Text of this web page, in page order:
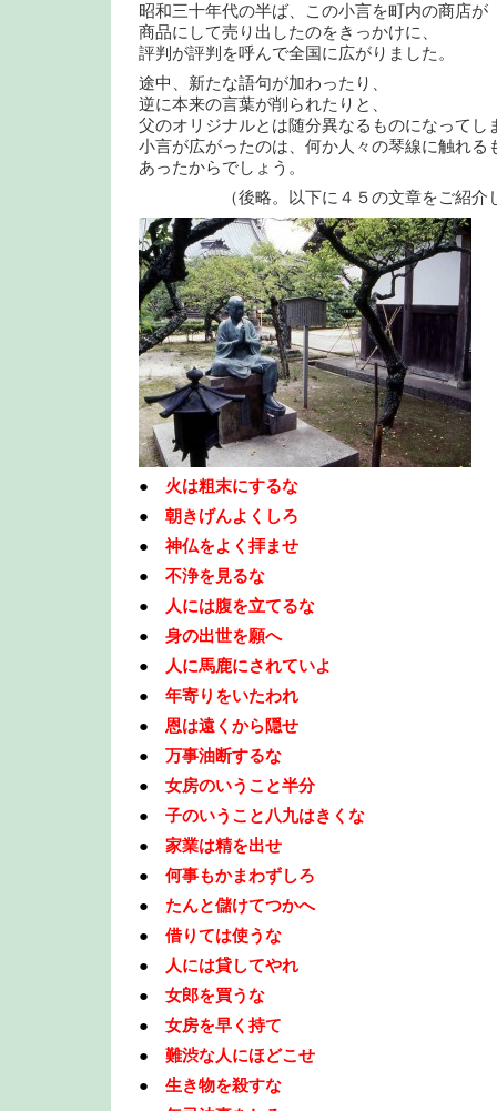
昭和三十年代の半ば、この小言を町内の商店が
商品にして売り出したのをきっかけに、
評判が評判を呼んで全国に広がりました。
途中、新たな語句が加わったり、
逆に本来の言葉が削られたりと、
父のオリジナルとは随分異なるものになってし
小言が広がったのは、何か人々の琴線に触れる
あったからでしょう。
（後略。以下に４５の文章をご紹介
● 火は粗末にするな
● 朝きげんよくしろ
● 神仏をよく拝ませ
● 不浄を見るな
●
人には腹を立てるな
●
身の出世を願へ
●
人に馬鹿にされていよ
● 年寄りをいたわれ
● 恩は遠くから隠せ
● 万事油断するな
● 女房のいうこと半分
● 子のいうこと八九はきくな
● 家業は精を出せ
●
何事もかまわずしろ
●
たんと儲けてつかへ
● 借りては使うな
●
人には貸してやれ
●
女郎を買うな
● 女房を早く持て
●
難渋な人にほどこせ
●
生き物を殺すな